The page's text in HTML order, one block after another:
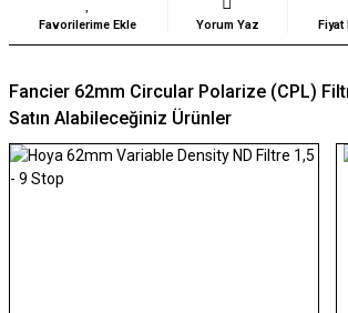
Yorum Yaz Fiyat
Fancier 62mm Circular Polarize (CPL)
Satın Alabileceğiniz Ürünler